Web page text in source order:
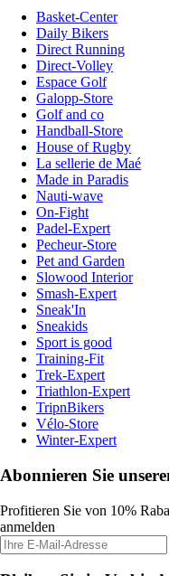
Basket-Center
Daily Bikers
Direct Running
Direct-Volley
Espace Golf
Galopp-Store
Golf and co
Handball-Store
House of Rugby
La sellerie de Maé
Made in Paradis
Nauti-wave
On-Fight
Padel-Expert
Pecheur-Store
Pet and Garden
Slowood Interior
Smash-Expert
Sneak'In
Sneakids
Sport is good
Training-Fit
Trek-Expert
Triathlon-Expert
TripnBikers
Vélo-Store
Winter-Expert
Abonnieren Sie
Profitieren Sie von 10%
anmelden